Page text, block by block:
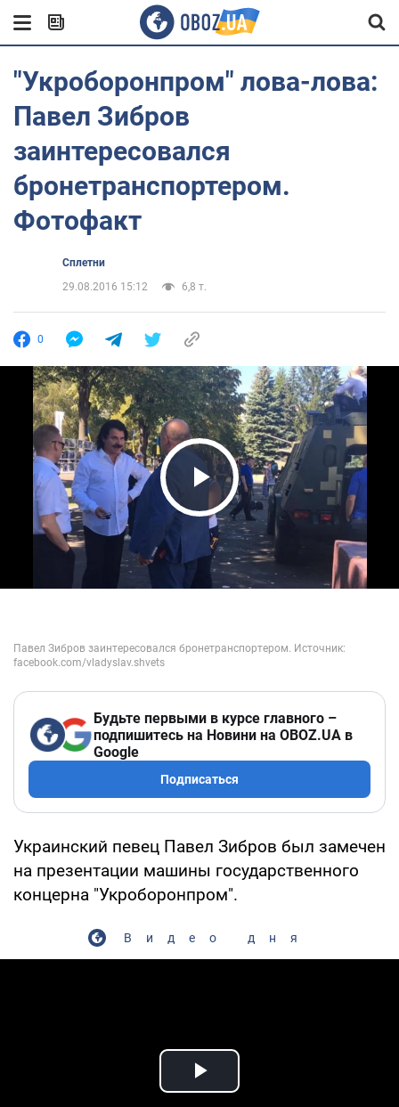
"Укроборонпром" лова-лова:
Павел Зибров
заинтересовался
бронетранспортером.
Фотофакт
Сплетни
29.08.2016 15:12
6,8 т.
0
Play Video
Будьте первыми в курсе главного –
подпишитесь на Новини на OBOZ.UA в
Google
Подписаться
Украинский певец Павел Зибров был замечен
на презентации машины государственного
концерна "Укроборонпром".
Видео дня
Play Video